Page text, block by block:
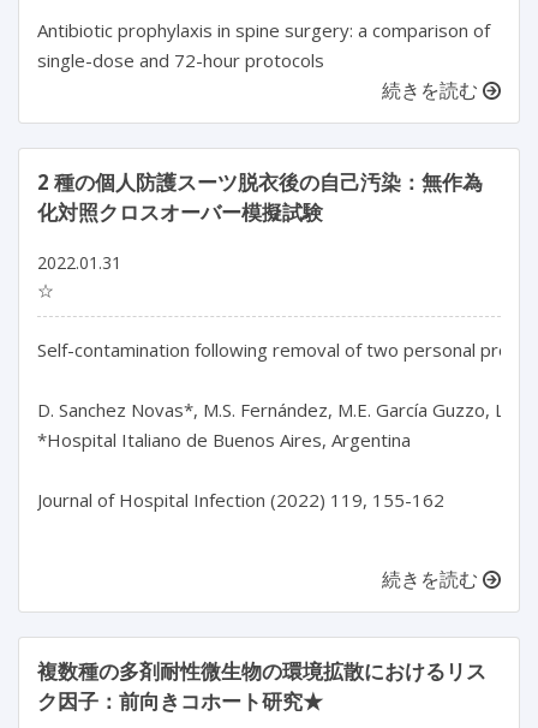
Antibiotic prophylaxis in spine surgery: a comparison of
single-dose and 72-hour protocols
続きを読む
2 種の個人防護スーツ脱衣後の自己汚染：無作為
化対照クロスオーバー模擬試験
2022.01.31
☆
Self-contamination following removal of two personal
D. Sanchez Novas*, M.S. Fernández, M.E. García Guzzo, L.T.
*Hospital Italiano de Buenos Aires, Argentina
Journal of Hospital Infection (2022) 119, 155-162
続きを読む
複数種の多剤耐性微生物の環境拡散におけるリス
ク因子：前向きコホート研究★